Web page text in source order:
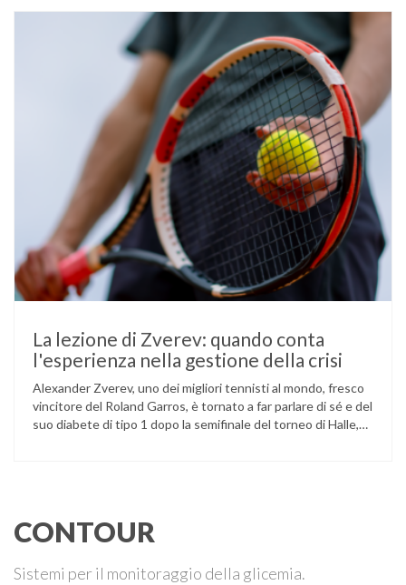
glucosio lo aveva portato …
La lezione di Zverev: quando conta
l'esperienza nella gestione della crisi
Alexander Zverev, uno dei migliori tennisti al mondo, fresco
vincitore del Roland Garros, è tornato a far parlare di sé e del
suo diabete di tipo 1 dopo la semifinale del torneo di Halle,
CONTOUR
Sistemi per il monitoraggio della glicemia.